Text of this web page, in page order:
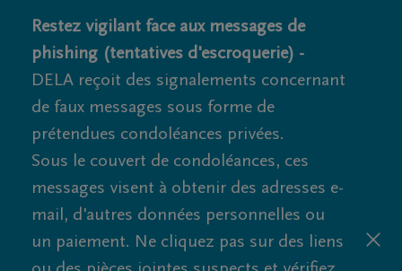
Restez vigilant face aux messages de
phishing (tentatives d'escroquerie) -
DELA reçoit des signalements concernant
de faux messages sous forme de
prétendues condoléances privées.
Sous le couvert de condoléances, ces
messages visent à obtenir des adresses e-
mail, d'autres données personnelles ou
un paiement. Ne cliquez pas sur des liens